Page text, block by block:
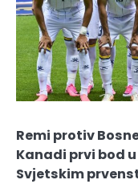
Remi protiv
Kanadi prvi bod
Svjetskim